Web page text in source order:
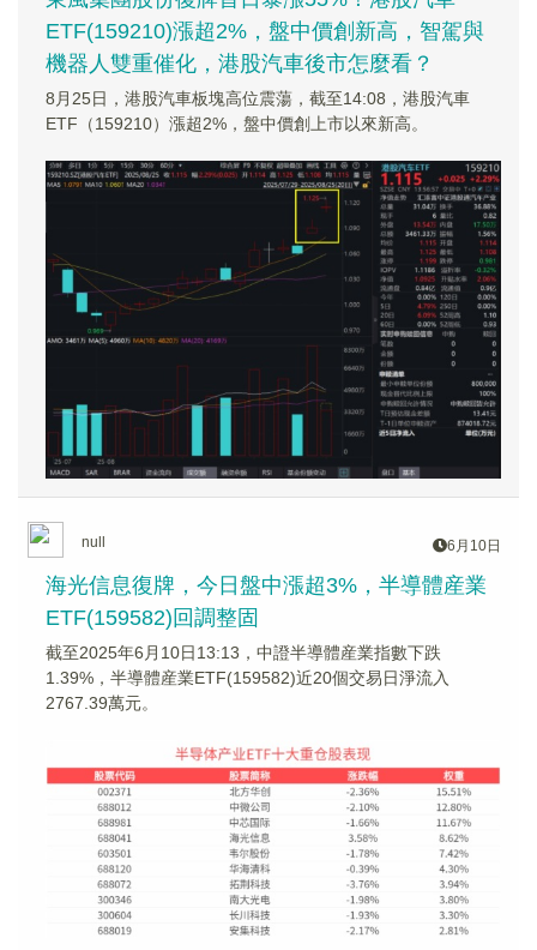
ETF(159210)漲超2%，盤中價創新高，智駕與
機器人雙重催化，港股汽車後市怎麼看？
8月25日，港股汽車板塊高位震蕩，截至14:08，港股汽車
ETF（159210）漲超2%，盤中價創上市以來新高。
null 6月10日
海光信息復牌，今日盤中漲超3%，半導體産業
ETF(159582)回調整固
截至2025年6月10日13:13，中證半導體産業指數下跌
1.39%，半導體産業ETF(159582)近20個交易日淨流入
2767.39萬元。